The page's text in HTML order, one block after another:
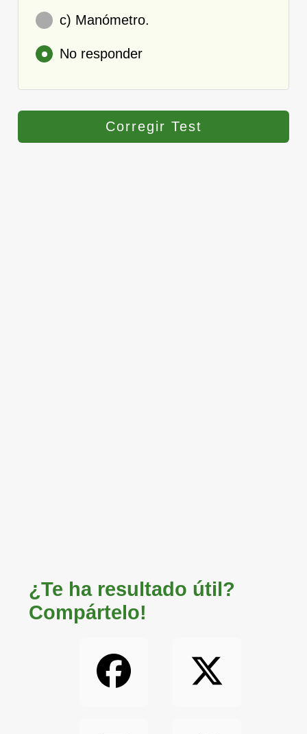
c) Manómetro.
No responder
¿Te ha resultado útil?
Compártelo!